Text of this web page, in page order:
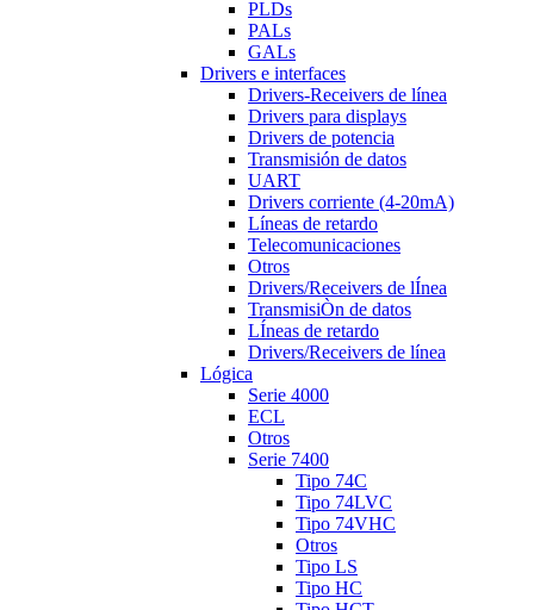
PLDs
PALs
GALs
Drivers e interfaces
Drivers-Receivers de línea
Drivers para displays
Drivers de potencia
Transmisión de datos
UART
Drivers corriente (4-20mA)
Líneas de retardo
Telecomunicaciones
Otros
Drivers/Receivers de lÍnea
TransmisiÒn de datos
LÍneas de retardo
Drivers/Receivers de línea
Lógica
Serie 4000
ECL
Otros
Serie 7400
Tipo 74C
Tipo 74LVC
Tipo 74VHC
Otros
Tipo LS
Tipo HC